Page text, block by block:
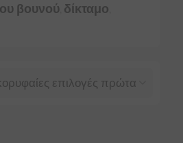
βουνού δίκταμο